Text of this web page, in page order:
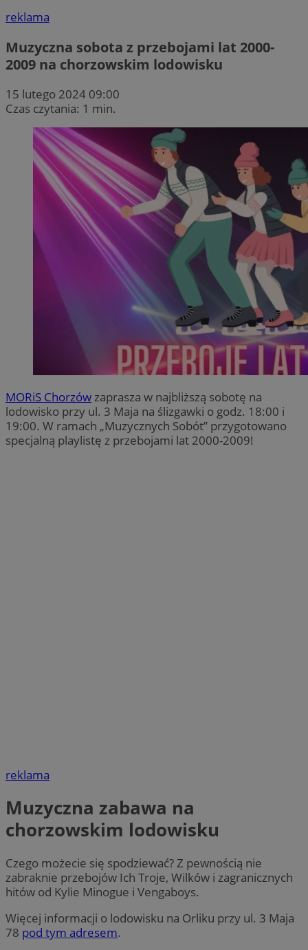
reklama
Muzyczna sobota z przebojami lat 2000-
2009 na chorzowskim lodowisku
15 lutego 2024 09:00
Czas czytania: 1 min.
MORiS Chorzówzaprasza w najbliższą sobotę na
lodowisko przy ul. 3 Maja na ślizgawki o godz. 18:00 i
19:00. W ramach „Muzycznych Sobót” przygotowano
specjalną playlistę z przebojami lat 2000-2009!
reklama
Muzyczna zabawa na
chorzowskim lodowisku
Czego możecie się spodziewać? Z pewnością nie
zabraknie przebojów Ich Troje, Wilków i zagranicznych
hitów od Kylie Minogue i Vengaboys.
Więcej informacji o lodowisku na Orliku przy ul. 3 Maja
78 pod tym adresem.